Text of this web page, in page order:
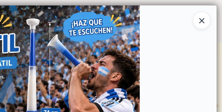
Ingresar a la Tienda
COMPRAR QUIÉNES SOMOS CONTACTO